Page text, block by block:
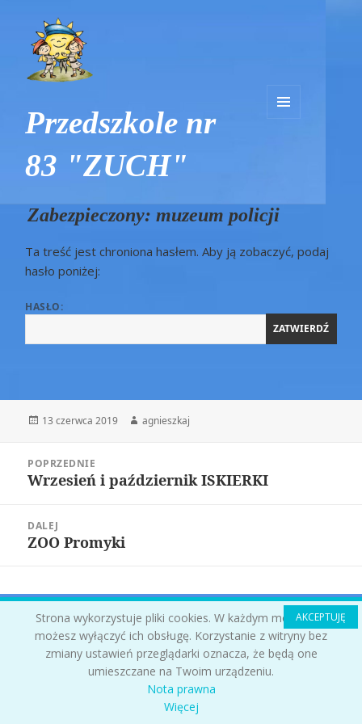
Przedszkole nr
83 "ZUCH"
Zabezpieczony: muzeum policji
Ta treść jest chroniona hasłem. Aby ją zobaczyć, podaj
hasło poniżej:
HASŁO:
Opublikowano
13 czerwca 2019 Autor
agnieszkaj
POPRZEDNIE
Poprzedni
Wrzesień i październik ISKIERKI
DALEJ
Następny
ZOO Promyki
Strona wykorzystuje pliki cookies. W każdym momencie
możesz wyłączyć ich obsługę. Korzystanie z witryny bez
zmiany ustawień przeglądarki oznacza, że będą one
umieszczane na Twoim urządzeniu.
Nota prawna
Więcej
AKCEPTUJĘ